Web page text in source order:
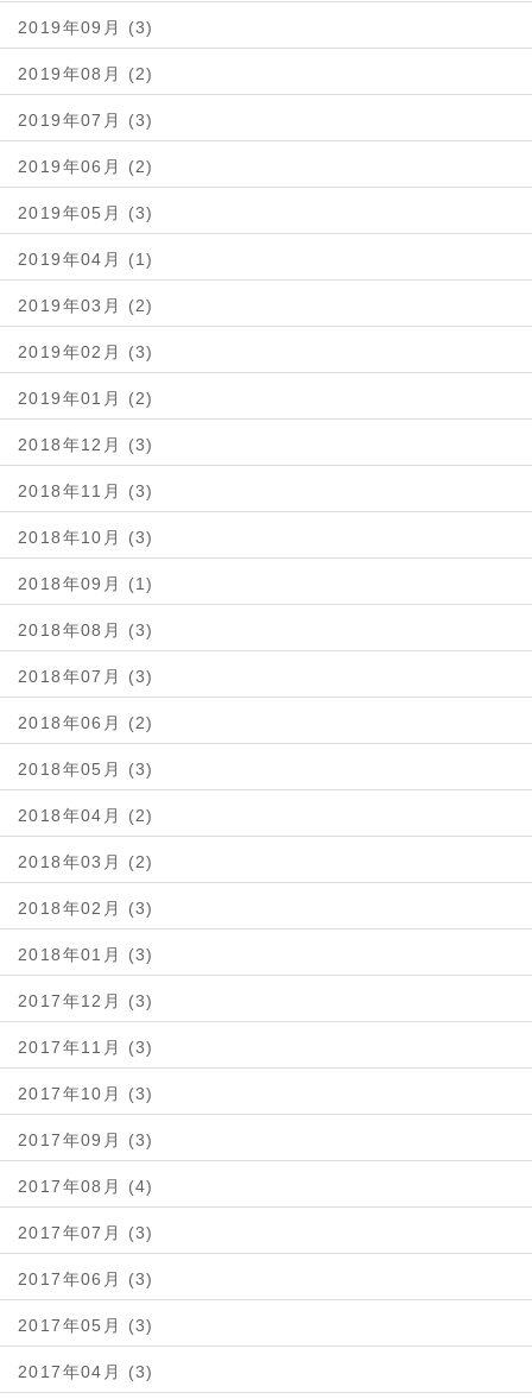
2019年09月 (3)
2019年08月 (2)
2019年07月 (3)
2019年06月 (2)
2019年05月 (3)
2019年04月 (1)
2019年03月 (2)
2019年02月 (3)
2019年01月 (2)
2018年12月 (3)
2018年11月 (3)
2018年10月 (3)
2018年09月 (1)
2018年08月 (3)
2018年07月 (3)
2018年06月 (2)
2018年05月 (3)
2018年04月 (2)
2018年03月 (2)
2018年02月 (3)
2018年01月 (3)
2017年12月 (3)
2017年11月 (3)
2017年10月 (3)
2017年09月 (3)
2017年08月 (4)
2017年07月 (3)
2017年06月 (3)
2017年05月 (3)
2017年04月 (3)